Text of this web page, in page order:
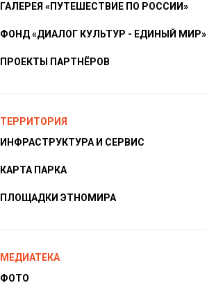
ГАЛЕРЕЯ «ПУТЕШЕСТВИЕ ПО РОССИИ»
ФОНД «ДИАЛОГ КУЛЬТУР - ЕДИНЫЙ МИР»
ПРОЕКТЫ ПАРТНЁРОВ
ТЕРРИТОРИЯ
ИНФРАСТРУКТУРА И СЕРВИС
КАРТА ПАРКА
ПЛОЩАДКИ ЭТНОМИРА
МЕДИАТЕКА
ФОТО